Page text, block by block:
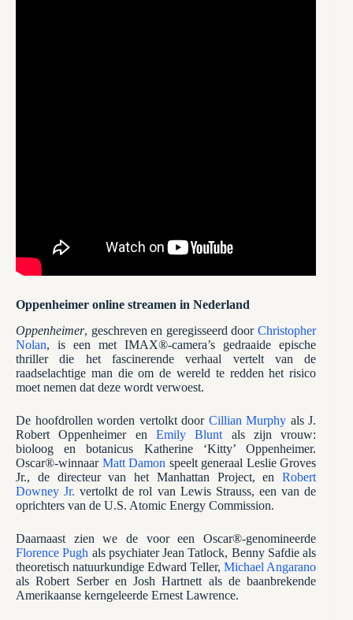
Oppenheimer online streamen in Nederland
Oppenheimer, geschreven en geregisseerd doorChristopher
Nolan, is een met IMAX®-camera’s gedraaide epische
thriller die het fascinerende verhaal vertelt van de
raadselachtige man die om de wereld te redden het risico
moet nemen dat deze wordt verwoest.
De hoofdrollen worden vertolkt door Cillian Murphy als J.
Robert Oppenheimer en Emily Blunt als zijn vrouw:
bioloog en botanicus Katherine ‘Kitty’ Oppenheimer.
Oscar®-winnaar Matt Damon speelt generaal Leslie Groves
Jr., de directeur van het Manhattan Project, enRobert
Downey Jr. vertolkt de rol van Lewis Strauss, een van de
oprichters van de U.S. Atomic Energy Commission.
Daarnaast zien we de voor een Oscar®-genomineerde
Florence Pugh als psychiater Jean Tatlock, Benny Safdie als
theoretisch natuurkundige Edward Teller,Michael Angarano
als Robert Serber en Josh Hartnett als de baanbrekende
Amerikaanse kerngeleerde Ernest Lawrence.